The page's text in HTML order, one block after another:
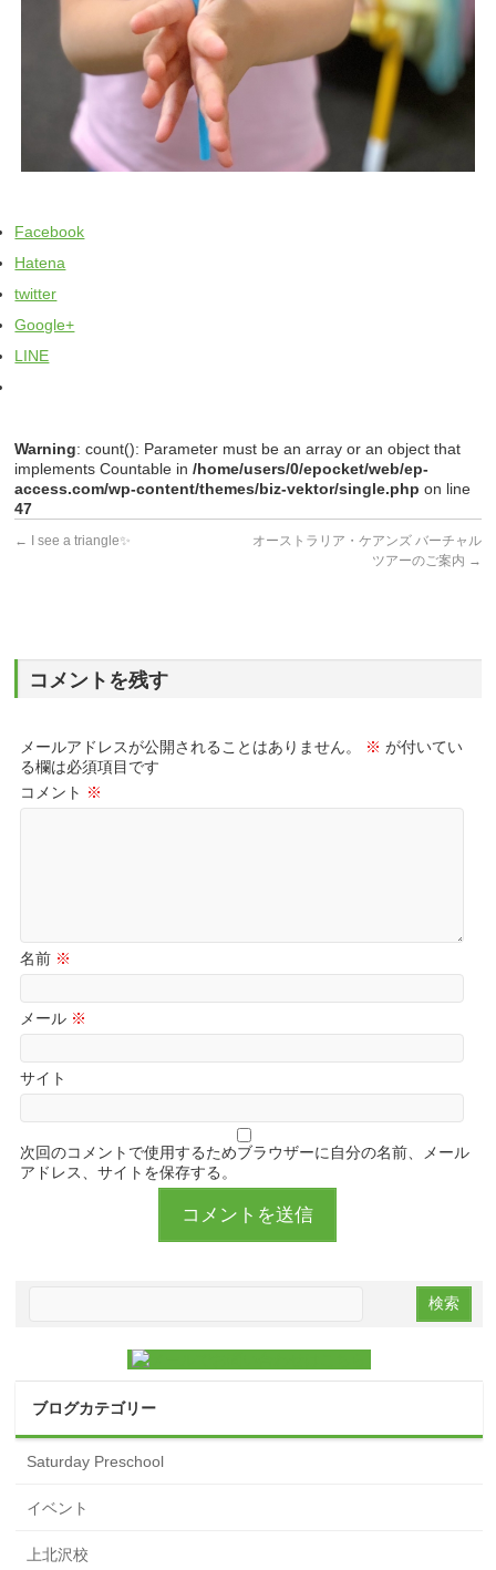
Facebook
Hatena
twitter
Google+
LINE
Warning: count(): Parameter must be an array or an object that
implements Countable in/home/users/0/epocket/web/ep-
access.com/wp-content/themes/biz-vektor/single.php on line
47
← I see a triangle✨
オーストラリア・ケアンズ バーチャル
ツアーのご案内 →
コメントを残す
メールアドレスが公開されることはありません。 ※ が付いてい
る欄は必須項目です
コメント ※
名前 ※
メール ※
サイト
次回のコメントで使用するためブラウザーに自分の名前、メール
アドレス、サイトを保存する。
ブログカテゴリー
Saturday Preschool
イベント
上北沢校